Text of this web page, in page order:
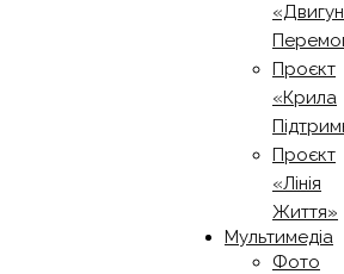
Проєкт
«Крила
Проєкт
«Лінія
Життя»
Мультимедіа
Фото